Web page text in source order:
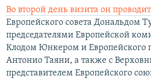
Во второй день визита он
Европейского совета Дональдом
председателями Европейской
Клодом Юнкером и Европейского
Антонио Таяни, а также с
представителем Европейского